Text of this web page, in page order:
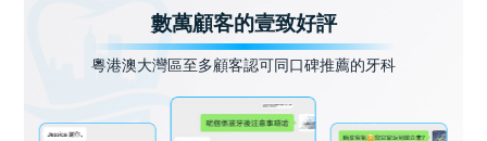
數萬顧客的壹致好評
粵港澳大灣區至多顧客認可同口碑推薦的牙科